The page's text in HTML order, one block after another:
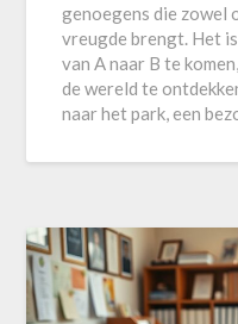
genoegens die zowel
vreugde brengt. Het
van A naar B te
de wereld te
naar het park, een